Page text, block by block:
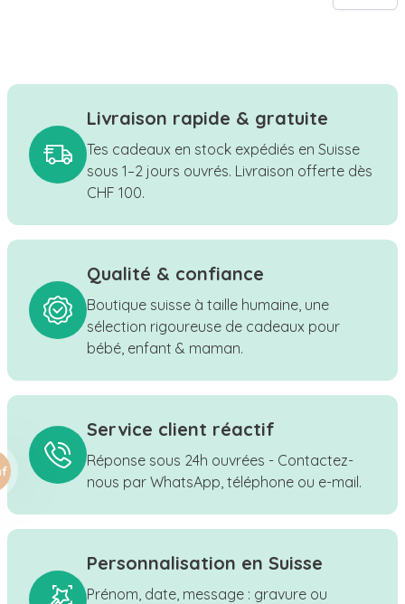
Livraison rapide & gratuite
Tes cadeaux en stock expédiés en Suisse
sous 1–2 jours ouvrés. Livraison offerte dès
CHF 100.
Qualité & confiance
Boutique suisse à taille humaine, une
sélection rigoureuse de cadeaux pour
bébé, enfant & maman.
Service client réactif
Réponse sous 24h ouvrées - Contactez-
nous par WhatsApp, téléphone ou e-mail.
Personnalisation en Suisse
Prénom, date, message : gravure ou